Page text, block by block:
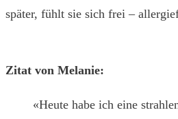
später, fühlt sie sich frei –
Zitat von Melanie:
«Heute habe ich eine